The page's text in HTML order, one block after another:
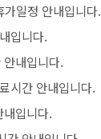
일정 안내입니다.
입니다.
내입니다.
시간 안내입니다.
입니다.